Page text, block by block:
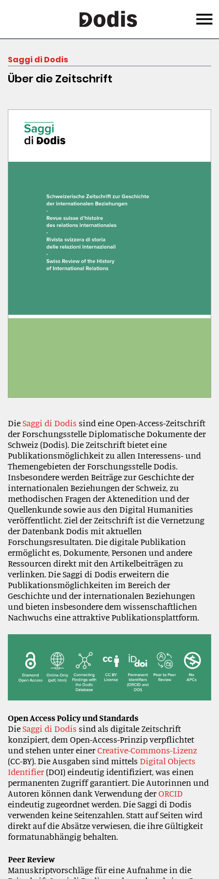
content
Menu
Saggi di Dodis
Über die Zeitschrift
DieSaggi di Dodis sind eine Open-Access-Zeitschrift
der Forschungsstelle Diplomatische Dokumente der
Schweiz (Dodis). Die Zeitschrift bietet eine
Publikationsmöglichkeit zu allen Interessens- und
Themengebieten der Forschungsstelle Dodis.
Insbesondere werden Beiträge zur Geschichte der
internationalen Beziehungen der Schweiz, zu
methodischen Fragen der Aktenedition und der
Quellenkunde sowie aus den Digital Humanities
veröffentlicht. Ziel der Zeitschrift ist die Vernetzung
der Datenbank Dodis mit aktuellen
Forschungsresultaten. Die digitale Publikation
ermöglicht es, Dokumente, Personen und andere
Ressourcen direkt mit den Artikelbeiträgen zu
verlinken. Die Saggi di Dodis erweitern die
Publikationsmöglichkeiten im Bereich der
Geschichte und der internationalen Beziehungen
und bieten insbesondere dem wissenschaftlichen
Nachwuchs eine attraktive Publikationsplattform.
Open Access Policy und Standards
DieSaggi di Dodis sind als digitale Zeitschrift
konzipiert, dem Open-Access-Prinzip verpflichtet
und stehen unter einerCreative-Commons-Lizenz
(CC-BY). Die Ausgaben sind mittels Digital Objects
Identifier (DOI) eindeutig identifiziert, was einen
permanenten Zugriff garantiert. Die Autorinnen und
Autoren können dank Verwendung derORCID
eindeutig zugeordnet werden. Die Saggi di Dodis
verwenden keine Seitenzahlen. Statt auf Seiten wird
direkt auf die Absätze verwiesen, die ihre Gültigkeit
formatunabhängig behalten.
Peer Review
Manuskriptvorschläge für eine Aufnahme in die